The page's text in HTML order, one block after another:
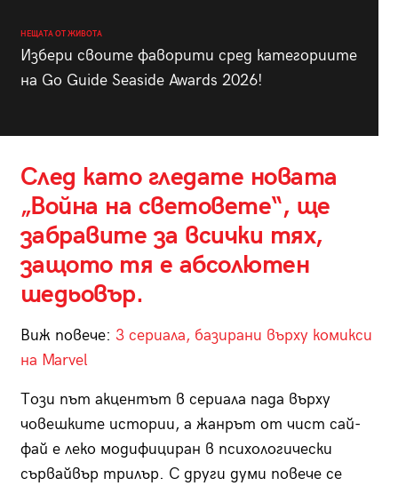
НЕЩАТА ОТ ЖИВОТА
Избери своите фаворити сред категориите
на Go Guide Seaside Awards 2026!
След като гледате новата
„Война на световете“, ще
забравите за всички тях,
защото тя е абсолютен
шедьовър.
Виж повече: 3 сериала, базирани върху комикси
на Marvel
Този път акцентът в сериала пада върху
човешките истории, а жанрът от чист сай-
фай е леко модифициран в психологически
сървайвър трилър. С други думи повече се